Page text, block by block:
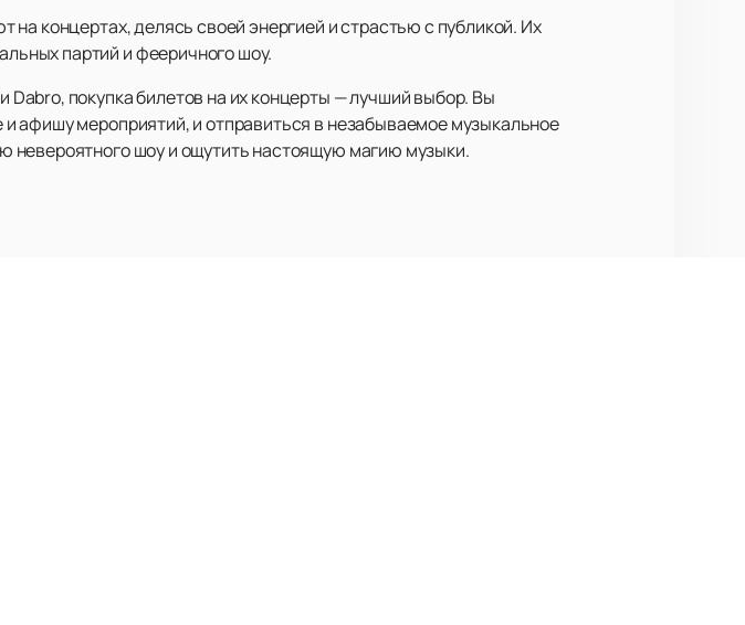
концертах, делясь своей энергией и страстью с публикой. Их
партий и фееричного шоу.
покупка билетов на их концерты — лучший выбор. Вы
и афишу мероприятий, и отправиться в незабываемое музыкальное
невероятного шоу и ощутить настоящую магию музыки.